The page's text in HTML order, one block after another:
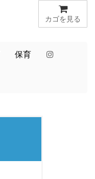
カゴを見る
保育